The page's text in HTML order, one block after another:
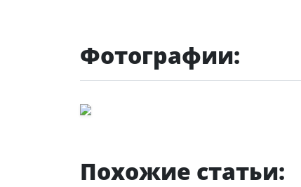
Фотографии:
Похожие статьи: